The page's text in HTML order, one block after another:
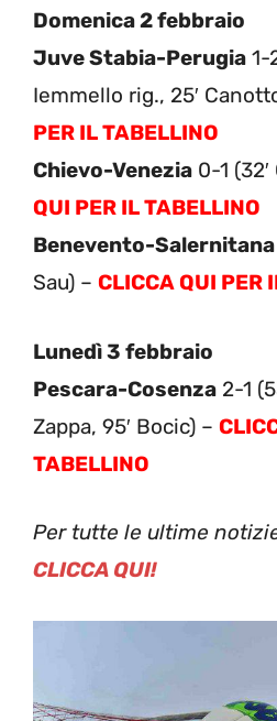
Domenica 2 febbraio
Juve Stabia-Perugia 1-
Iemmello rig., 25′
PER IL TABELLINO
Chievo-Venezia 0-1
QUI PER IL TABELLINO
Benevento-Salernitana
Sau) – CLICCA QUI PER
Lunedì 3 febbraio
Pescara-Cosenza 2-1
Zappa, 95′ Bocic) –
TABELLINO
Per tutte le ultime
CLICCA QUI!